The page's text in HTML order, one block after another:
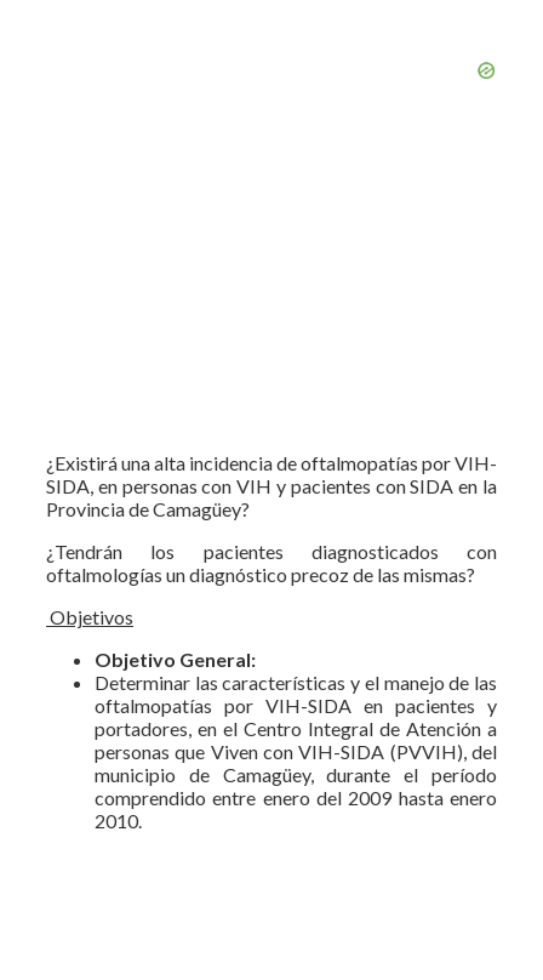
¿Existirá una alta incidencia de oftalmopatías por VIH-
SIDA, en personas con VIH y pacientes con SIDA en la
Provincia de Camagüey?
¿Tendrán los pacientes diagnosticados con
oftalmologías un diagnóstico precoz de las mismas?
Objetivos
Objetivo General:
Determinar las características y el manejo de las
oftalmopatías por VIH-SIDA en pacientes y
portadores, en el Centro Integral de Atención a
personas que Viven con VIH-SIDA (PVVIH), del
municipio de Camagüey, durante el período
comprendido entre enero del 2009 hasta enero
2010.